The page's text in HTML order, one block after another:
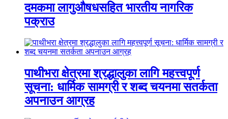
दमकमा लागुऔषधसहित भारतीय नागरिक
पक्राउ
पाथीभरा क्षेत्रमा श्रद्धालुका लागि महत्त्वपूर्ण
सूचना: धार्मिक सामग्री र शब्द चयनमा सतर्कता
अपनाउन आग्रह